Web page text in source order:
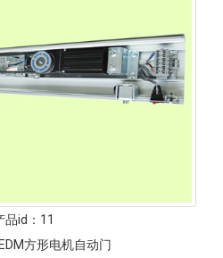
品id： 11
EDM方形电机自动门